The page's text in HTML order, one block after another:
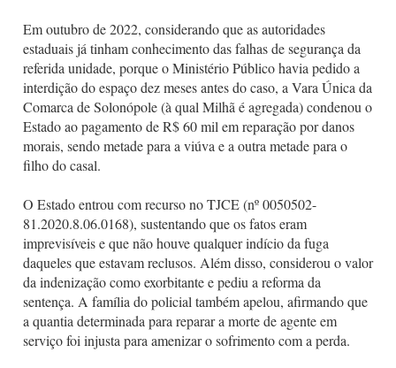
Em outubro de 2022, considerando que as autoridades
estaduais já tinham conhecimento das falhas de segurança da
referida unidade, porque o Ministério Público havia pedido a
interdição do espaço dez meses antes do caso, a Vara Única da
Comarca de Solonópole (à qual Milhã é agregada) condenou o
Estado ao pagamento de R$ 60 mil em reparação por danos
morais, sendo metade para a viúva e a outra metade para o
filho do casal.
O Estado entrou com recurso no TJCE (nº 0050502-
81.2020.8.06.0168), sustentando que os fatos eram
imprevisíveis e que não houve qualquer indício da fuga
daqueles que estavam reclusos. Além disso, considerou o valor
da indenização como exorbitante e pediu a reforma da
sentença. A família do policial também apelou, afirmando que
a quantia determinada para reparar a morte de agente em
serviço foi injusta para amenizar o sofrimento com a perda.